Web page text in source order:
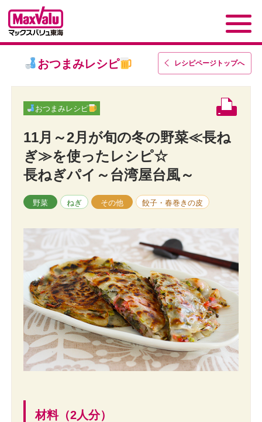
レシピページトップへ
おつまみレシピ
おつまみレシピ
11月～2月が旬の冬の野菜≪長ね
ぎ≫を使ったレシピ☆
長ねぎパイ～台湾屋台風～
野菜 ねぎ その他 餃子・春巻きの皮
材料（2人分）